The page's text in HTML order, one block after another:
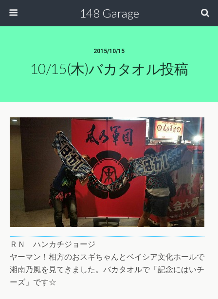
148 Garage
2015/10/15
10/15(木)バカタオル投稿
ＲＮ ハンカチジョージ
ヤーマン！相方のおスギちゃんとベイシア文化ホールで
湘南乃風を見てきました。バカタオルで「記念にはいチ
ーズ」です☆